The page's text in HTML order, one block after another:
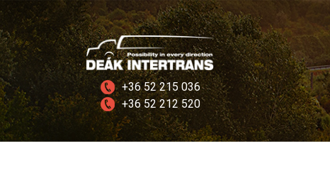
+36 52 215 036
+36 52 212 520